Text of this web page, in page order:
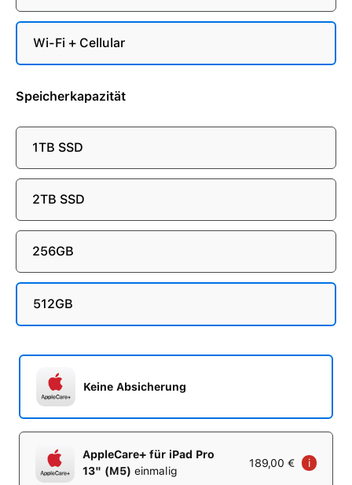
Wi-Fi + Cellular
Speicherkapazität
1TB SSD
2TB SSD
256GB
512GB
Keine Absicherung
AppleCare+ für iPad Pro
13" (M5) einmalig
189,00 € i